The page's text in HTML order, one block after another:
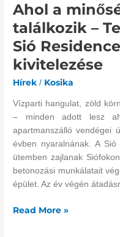
Ahol a
találkozik –
Sió
kivitelezése
Hírek / Kosika
Vízparti hangulat, zöld
– minden adott lesz
apartmanszálló vendégei
évben nyaralnának. A
ütemben zajlanak
betonozási munkálatait
épület. Az év végén
minőség
a
kényelem
találkozik
Terv
szerint
halad
a
Sió
Residence
apartmanszálló
kivitelezése
Read More »